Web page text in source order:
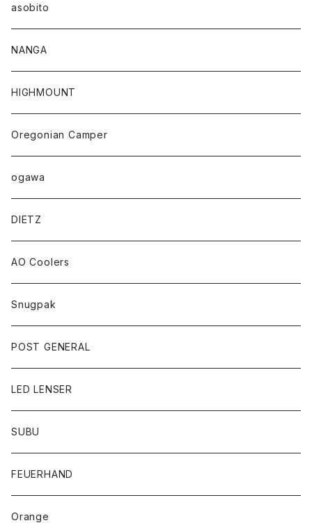
asobito
NANGA
HIGHMOUNT
Oregonian Camper
ogawa
DIETZ
AO Coolers
Snugpak
POST GENERAL
LED LENSER
SUBU
FEUERHAND
Orange